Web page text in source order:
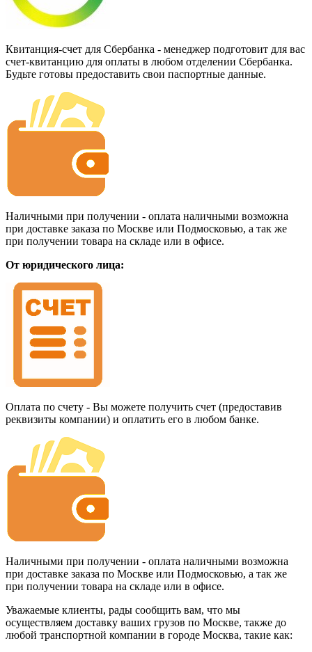
Квитанция-счет для Сбербанка - менеджер подготовит для вас
счет-квитанцию для оплаты в любом отделении Сбербанка.
Будьте готовы предоставить свои паспортные данные.
Наличными при получении - оплата наличными возможна
при доставке заказа по Москве или Подмосковью, а так же
при получении товара на складе или в офисе.
От юридического лица:
Оплата по счету - Вы можете получить счет (предоставив
реквизиты компании) и оплатить его в любом банке.
Наличными при получении - оплата наличными возможна
при доставке заказа по Москве или Подмосковью, а так же
при получении товара на складе или в офисе.
Уважаемые клиенты, рады сообщить вам, что мы
осуществляем доставку ваших грузов по Москве, также до
любой транспортной компании в городе Москва, такие как: